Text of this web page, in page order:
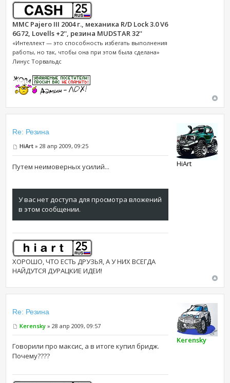
MMC Pajero III 2004 г., механика R/D Lock 3.0 V6
6G72, Lovells +2'', резина MUDSTAR 32''
«Интеллект — это способность избегать выполнения
работы, но так, чтобы она при этом была сделана»
Линус Торвальдс
Re: Резина
HiArt » 28 апр 2009, 09:25
Путем неимоверных усилий...
У вас нет доступа для просмотра вложений
в этом сообщении.
ХОРОШО, ЧТО ЕСТЬ ДРУЗЬЯ, А У НИХ ВСЕГДА
НАЙДУТСЯ ДУРАЦКИЕ ИДЕИ!
HiArt
Re: Резина
Kerensky » 28 апр 2009, 09:57
Говорили про максис, а в итоге купил бридж.
Почему????
Kerensky